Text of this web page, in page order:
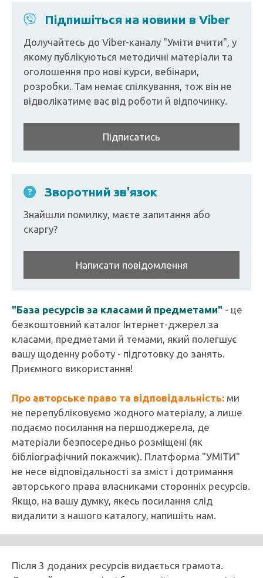
Підпишіться на новини в Viber
Долучайтесь до Viber-каналу "Уміти вчити", у
якому публікуються методичні матеріали та
оголошення про нові курси, вебінари,
розробки. Там немає спілкування, тож він не
відволікатиме вас від роботи й відпочинку.
Підписатись
Зворотний зв'язок
Знайшли помилку, маєте запитання або
скаргу?
Написати повідомлення
"База ресурсів за класами й предметами" - це
безкоштовний каталог Інтернет-джерел за
класами, предметами й темами, який полегшує
вашу щоденну роботу - підготовку до занять.
Приємного використання!
Про авторське право та відповідальність: ми
не перепубліковуємо жодного матеріалу, а лише
подаємо посилання на першоджерела, де
матеріали безпосередньо розміщені (як
бібліографічний покажчик). Платформа "УМІТИ"
не несе відповідальності за зміст і дотримання
авторського права власниками сторонніх ресурсів.
Якщо, на вашу думку, якесь посилання слід
видалити з нашого каталогу, напишіть нам.
Після 3 доданих ресурсів видається грамота.